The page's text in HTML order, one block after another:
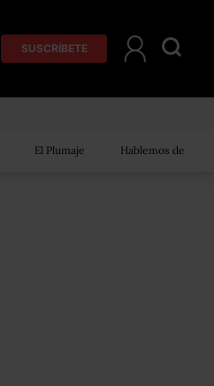
SUSCRÍBETE
El Plumaje Hablemos de